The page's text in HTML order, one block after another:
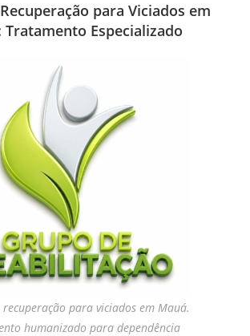
para Viciados em
Tratamento Especializado
recuperação para viciados em Mauá.
humanizado para dependência